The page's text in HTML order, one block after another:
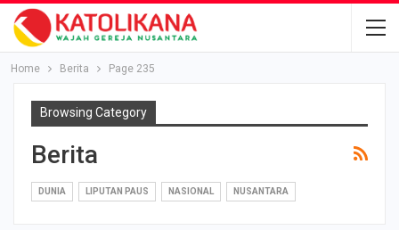
Home Berita Page 235
Browsing Category
Berita
DUNIA LIPUTAN PAUS NASIONAL NUSANTARA